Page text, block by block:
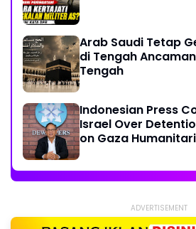
Arab Saudi Tetap
di Tengah
Tengah
Indonesian Press
Israel Over
on Gaza
ADVERTISEMENT